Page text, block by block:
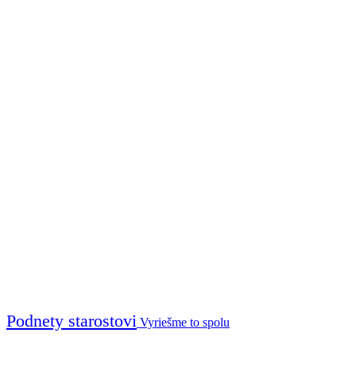
Podnety starostovi Vyriešme to spolu